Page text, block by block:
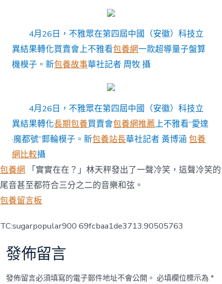
4月26日，不雅眾在第四屆中國（安徽）科技立
異結果轉化買賣會上不雅看包養網一款超導量子盤算
機模子。新包養故事華社記者 周牧 攝
4月26日，不雅眾在第四屆中國（安徽）科技立
異結果轉化長期包養買賣會包養網推薦上不雅看“愛達
·魔都號”郵輪模子。新包養站長華社記者 黃博涵包養
網比較攝
包養網 「實實在在？」林天秤發出了一聲冷笑，這聲冷笑的
尾音甚至都符合三分之二的音樂和弦。
包養留言板
TC:sugarpopular900 69fcbaa1de3713.90505763
發佈留言
發佈留言必須填寫的電子郵件地址不會公開。 必填欄位標示為*